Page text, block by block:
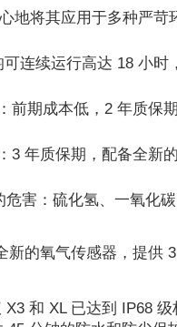
地将其应用于多种严苛
连续运行高达 18 小
前期成本低，2 年质保
3 年质保期，配备全新
害：硫化氢、一氧化
新的氧气传感器，提供
和 XL 已达到 IP68 级